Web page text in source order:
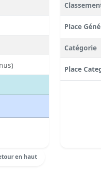
en haut
Place
Catégorie
Place